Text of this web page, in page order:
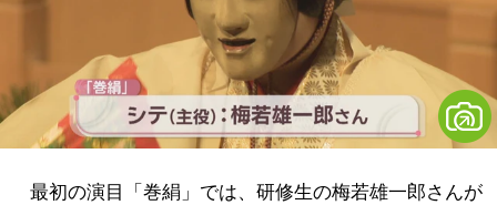
最初の演目「巻絹」では、研修生の梅若雄一郎さんが